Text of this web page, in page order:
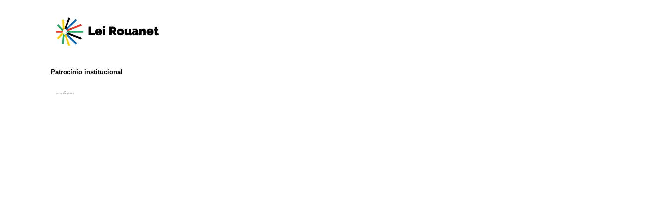
Patrocínio institucional